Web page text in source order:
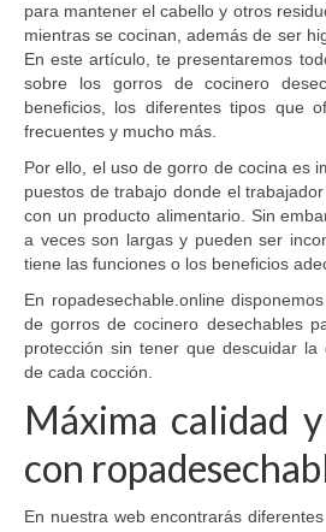
para mantener el cabello y otros
mientras se cocinan, además de ser
En este artículo, te presentaremos
sobre los gorros de cocinero
beneficios, los diferentes tipos que
frecuentes y mucho más.
Por ello, el uso de gorro de cocina es
puestos de trabajo donde el
con un producto alimentario. Sin
a veces son largas y pueden ser
tiene las funciones o los beneficios
En ropadesechable.online
de gorros de cocinero desechables
protección sin tener que descuidar la
de cada cocción.
Máxima calidad
con
En nuestra web encontrarás